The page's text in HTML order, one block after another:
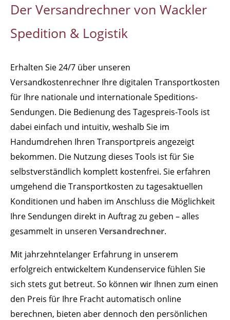
Der Versandrechner von Wackler
Spedition & Logistik
Erhalten Sie 24/7 über unseren
Versandkostenrechner Ihre digitalen Transportkosten
für Ihre nationale und internationale Speditions-
Sendungen. Die Bedienung des Tagespreis-Tools ist
dabei einfach und intuitiv, weshalb Sie im
Handumdrehen Ihren Transportpreis angezeigt
bekommen. Die Nutzung dieses Tools ist für Sie
selbstverständlich komplett kostenfrei. Sie erfahren
umgehend die Transportkosten zu tagesaktuellen
Konditionen und haben im Anschluss die Möglichkeit
Ihre Sendungen direkt in Auftrag zu geben – alles
gesammelt in unseren Versandrechner.
Mit jahrzehntelanger Erfahrung in unserem
erfolgreich entwickeltem Kundenservice fühlen Sie
sich stets gut betreut. So können wir Ihnen zum einen
den Preis für Ihre Fracht automatisch online
berechnen, bieten aber dennoch den persönlichen